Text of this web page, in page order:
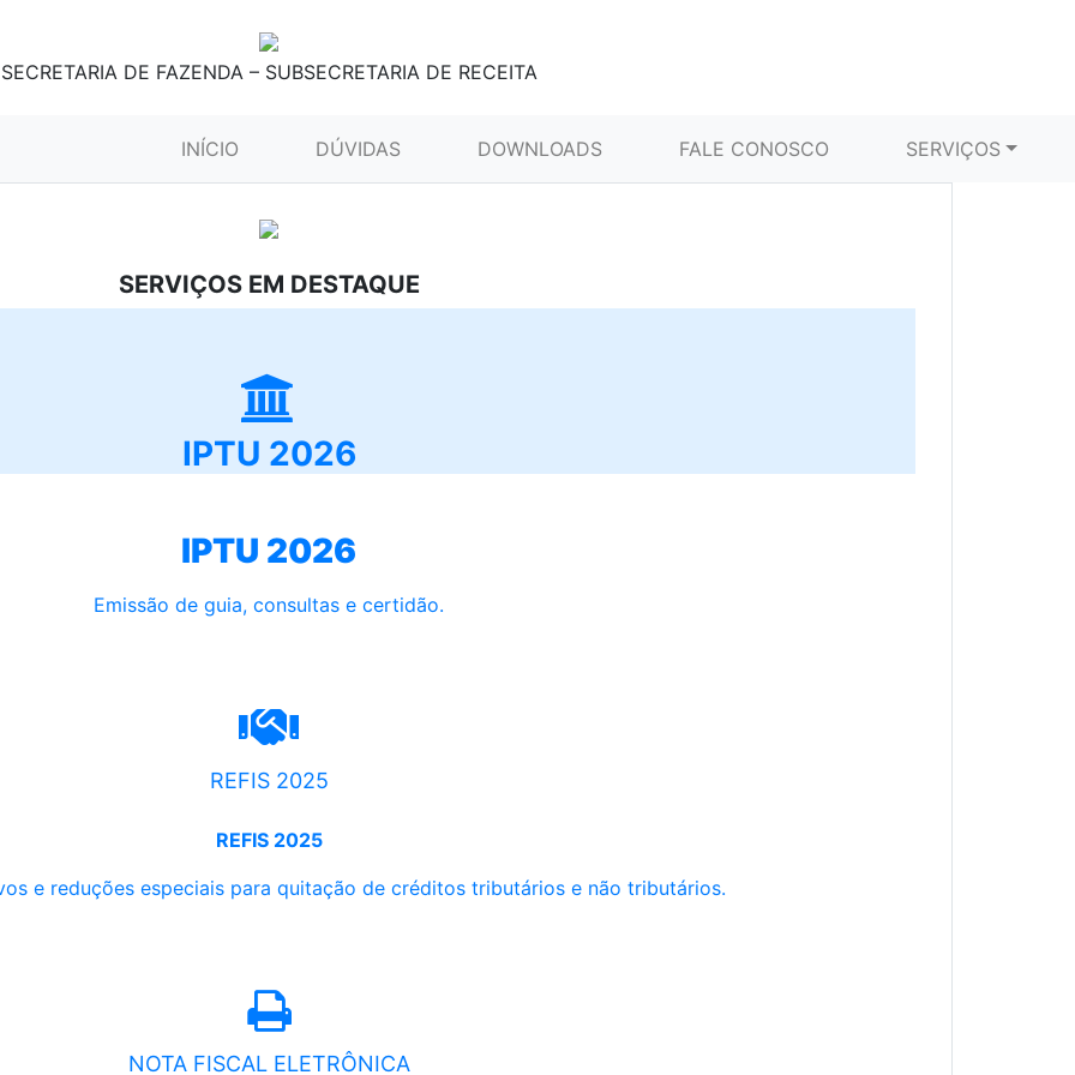
SECRETARIA DE FAZENDA – SUBSECRETARIA DE RECEITA
INÍCIO (CURRENT)DÚVIDAS DOWNLOADS FALE CONOSCO SERVIÇOS
SERVIÇOS EM DESTAQUE
IPTU 2026
IPTU 2026
Emissão de guia, consultas e certidão.
REFIS 2025
REFIS 2025
e reduções especiais para quitação de créditos tributários e não tributários.
NOTA FISCAL ELETRÔNICA